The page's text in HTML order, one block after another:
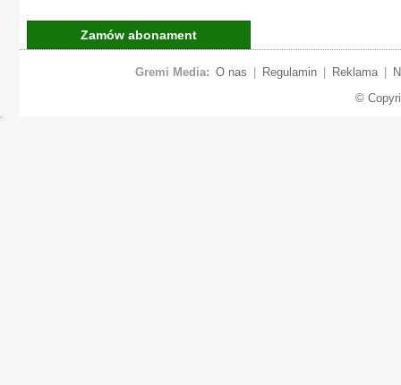
Zamów abonament
Gremi Media: O nas Regulamin Reklama
©